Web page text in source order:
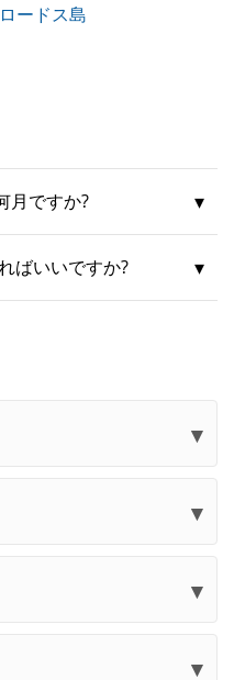
ロードス島
月ですか?
ばいいですか?